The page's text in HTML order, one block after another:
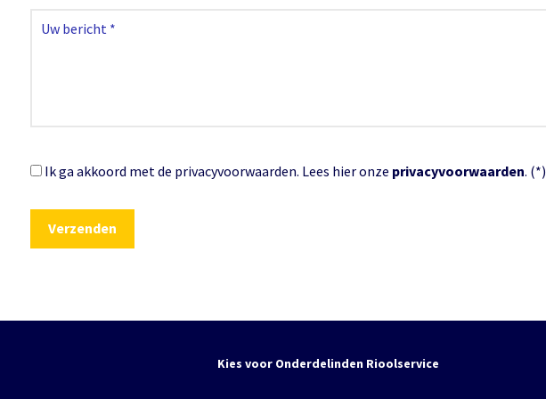
Ik ga akkoord met de privacyvoorwaarden. Lees hier onze privacyvoorwaarden. (*)
Kies voor Onderdelinden Rioolservice